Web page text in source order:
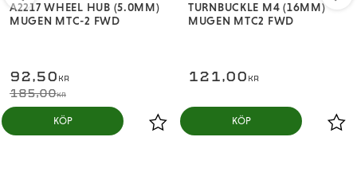
A2217 WHEEL HUB (5.0MM)
MUGEN MTC-2 FWD
92,50 KR
185,00KR
KÖP
TURNBUCKLE M4 (16MM)
MUGEN MTC2 FWD
121,00 KR
KÖP